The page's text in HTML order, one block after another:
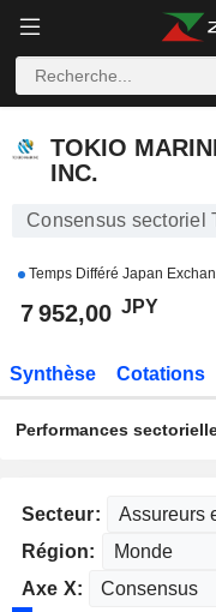
TOKIO
INC.
Consensus sectoriel
Temps Différé Japan
7 952,00 JPY
Synthèse Cotations
Performances
Secteur:
Région:
Axe X: